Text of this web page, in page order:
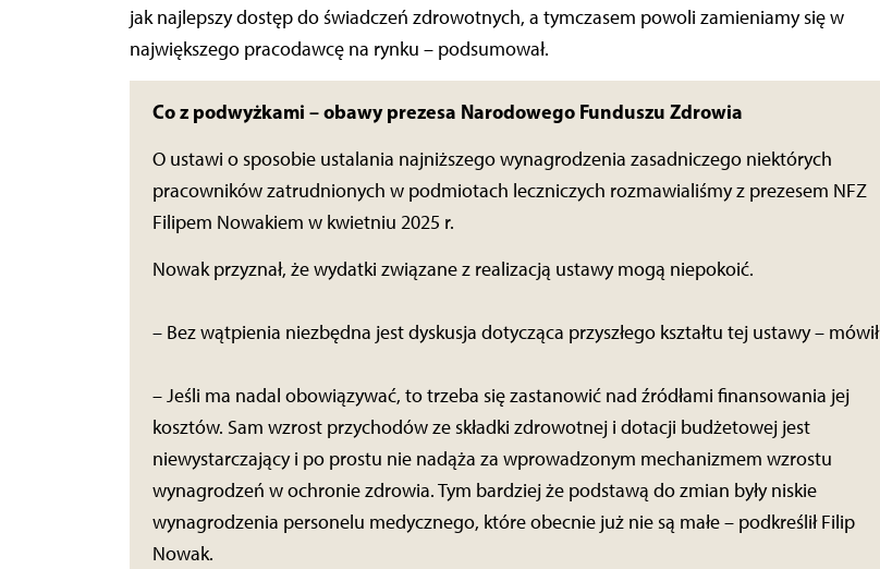
jak najlepszy dostęp do świadczeń zdrowotnych, a tymczasem powoli zamieniamy się w
największego pracodawcę na rynku – podsumował.
Co z podwyżkami – obawy prezesa Narodowego Funduszu Zdrowia
O ustawi o sposobie ustalania najniższego wynagrodzenia zasadniczego niektórych
pracowników zatrudnionych w podmiotach leczniczych rozmawialiśmy z prezesem NFZ
Filipem Nowakiem w kwietniu 2025 r.
Nowak przyznał, że wydatki związane z realizacją ustawy mogą niepokoić.
– Bez wątpienia niezbędna jest dyskusja dotycząca przyszłego kształtu tej ustawy – mówił
– Jeśli ma nadal obowiązywać, to trzeba się zastanowić nad źródłami finansowania jej
kosztów. Sam wzrost przychodów ze składki zdrowotnej i dotacji budżetowej jest
niewystarczający i po prostu nie nadąża za wprowadzonym mechanizmem wzrostu
wynagrodzeń w ochronie zdrowia. Tym bardziej że podstawą do zmian były niskie
wynagrodzenia personelu medycznego, które obecnie już nie są małe – podkreślił Filip
Nowak.